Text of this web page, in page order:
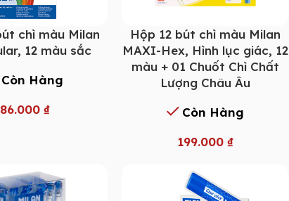
chì màu Milan
12 màu sắc
Còn Hàng
86.000 ₫
Hộp 12 bút chì màu Milan
MAXI-Hex, Hình lục giác, 12
màu + 01 Chuốt Chì Chất
Lượng Châu Âu
Còn Hàng
199.000 ₫